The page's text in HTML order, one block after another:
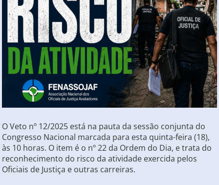
O Veto nº 12/2025 está na pauta da sessão conjunta do
Congresso Nacional marcada para esta quinta-feira (18),
às 10 horas. O item é o nº 22 da Ordem do Dia, e trata do
reconhecimento do risco da atividade exercida pelos
Oficiais de Justiça e outras carreiras.